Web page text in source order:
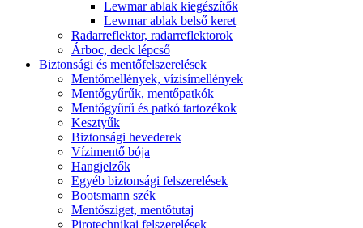
Lewmar ablak kiegészítők
Lewmar ablak belső keret
Radarreflektor, radarreflektorok
Árboc, deck lépcső
Biztonsági és mentőfelszerelések
Mentőmellények, vízisímellények
Mentőgyűrűk, mentőpatkók
Mentőgyűrű és patkó tartozékok
Kesztyűk
Biztonsági hevederek
Vízimentő bója
Hangjelzők
Egyéb biztonsági felszerelések
Bootsmann szék
Mentősziget, mentőtutaj
Pirotechnikai felszerelések